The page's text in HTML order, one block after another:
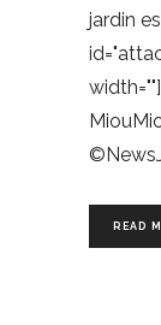
jardin
READ